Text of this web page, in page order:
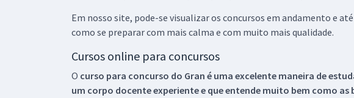
Em nosso site, pode-se visualizar os concursos em andamento e
como se preparar com mais calma e com muito mais qualidade.
Cursos online para concursos
O curso para concurso do Gran é uma excelente maneira de
um corpo docente experiente e que entende muito bem como